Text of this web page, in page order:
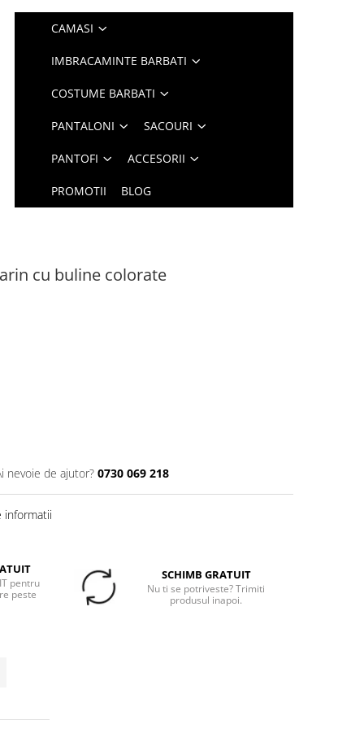
CAMASI
IMBRACAMINTE BARBATI
COSTUME BARBATI
PANTALONI SACOURI
PANTOFI ACCESORII
PROMOTII BLOG
cu buline colorate
nevoie de ajutor? 0730 069 218
informatii
pentru
peste
SCHIMB GRATUIT
Nu ti se potriveste? Trimiti
produsul inapoi.